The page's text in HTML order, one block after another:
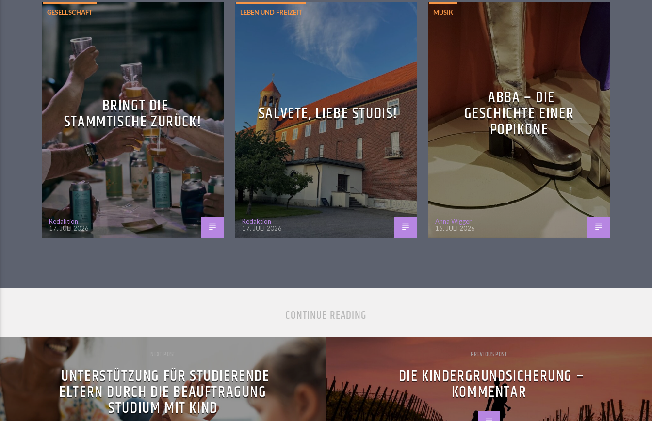
GESELLSCHAFT
BRINGT DIE
STAMMTISCHE ZURÜCK!
Redaktion
17. JULI 2026
LEBEN UND FREIZEIT
SALVETE, LIEBE STUDIS!
Redaktion
17. JULI 2026
MUSIK
ABBA – DIE
GESCHICHTE EINER
POPIKONE
Anna Wigger
16. JULI 2026
CONTINUE READING
UNTERSTÜTZUNG FÜR STUDIERENDE
ELTERN DURCH DIE BEAUFTRAGUNG
STUDIUM MIT KIND
PREVIOUS POST
DIE KINDERGRUNDSICHERUNG –
KOMMENTAR